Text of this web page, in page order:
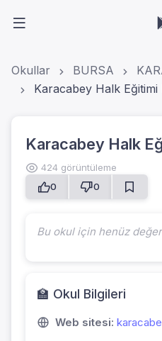
Okullar BURSA
Karacabey Halk Eğitimi
Karacabey Halk
424 görüntüleme
0
0
Bu okul için henüz
🏫 Okul Bilgileri
Web sitesi: